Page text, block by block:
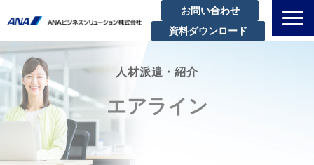
お問い合わせ
資料ダウンロード
解決できる課題
サービスラインアップ
人材派遣・紹介
エアライン